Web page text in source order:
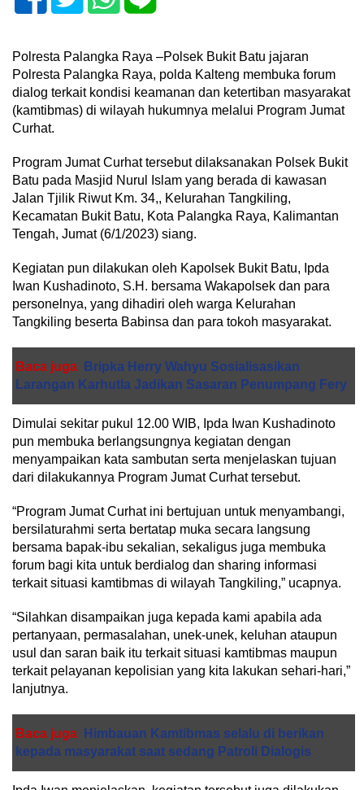
Polresta Palangka Raya –Polsek Bukit Batu jajaran
Polresta Palangka Raya, polda Kalteng membuka forum
dialog terkait kondisi keamanan dan ketertiban masyarakat
(kamtibmas) di wilayah hukumnya melalui Program Jumat
Curhat.
Program Jumat Curhat tersebut dilaksanakan Polsek Bukit
Batu pada Masjid Nurul Islam yang berada di kawasan
Jalan Tjilik Riwut Km. 34,, Kelurahan Tangkiling,
Kecamatan Bukit Batu, Kota Palangka Raya, Kalimantan
Tengah, Jumat (6/1/2023) siang.
Kegiatan pun dilakukan oleh Kapolsek Bukit Batu, Ipda
Iwan Kushadinoto, S.H. bersama Wakapolsek dan para
personelnya, yang dihadiri oleh warga Kelurahan
Tangkiling beserta Babinsa dan para tokoh masyarakat.
Baca juga
Bripka Herry Wahyu Sosialisasikan
Larangan Karhutla Jadikan Sasaran Penumpang Fery
Dimulai sekitar pukul 12.00 WIB, Ipda Iwan Kushadinoto
pun membuka berlangsungnya kegiatan dengan
menyampaikan kata sambutan serta menjelaskan tujuan
dari dilakukannya Program Jumat Curhat tersebut.
“Program Jumat Curhat ini bertujuan untuk menyambangi,
bersilaturahmi serta bertatap muka secara langsung
bersama bapak-ibu sekalian, sekaligus juga membuka
forum bagi kita untuk berdialog dan sharing informasi
terkait situasi kamtibmas di wilayah Tangkiling,” ucapnya.
“Silahkan disampaikan juga kepada kami apabila ada
pertanyaan, permasalahan, unek-unek, keluhan ataupun
usul dan saran baik itu terkait situasi kamtibmas maupun
terkait pelayanan kepolisian yang kita lakukan sehari-hari,”
lanjutnya.
Baca juga
Himbauan Kamtibmas selalu di berikan
kepada masyarakat saat sedang Patroli Dialogis